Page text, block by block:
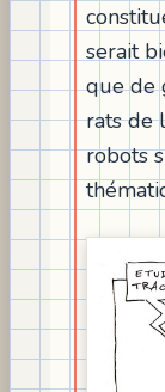
serait
que de
rats de
robots